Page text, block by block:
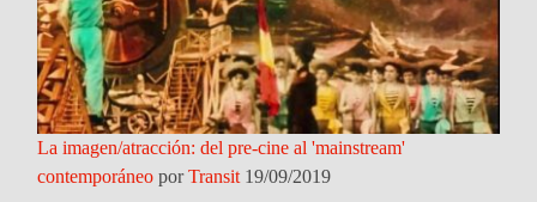
La imagen/atracción: del pre-cine al 'mainstream'
contemporáneo porTransit 19/09/2019